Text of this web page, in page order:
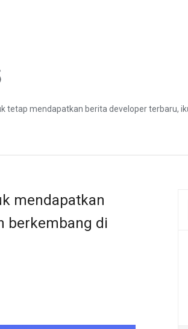
tetap mendapatkan berita developer terbaru,
mendapatkan
berkembang di